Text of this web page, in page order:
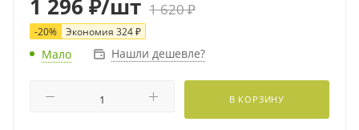
1 296 ₽/шт 1 620₽
-20% Экономия 324₽
Мало Нашли дешевле?
В КОРЗИНУ